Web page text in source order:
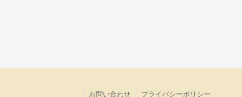
お問い合わせ プライバシーポリシー